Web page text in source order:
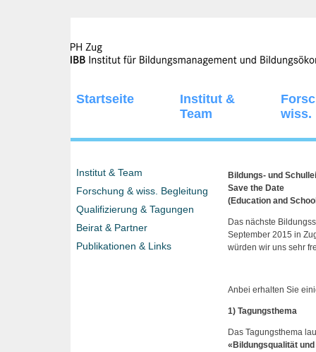
Startseite
Institut &
Team
wiss.
Institut & Team
Forschung & wiss. Begleitung
Qualifizierung & Tagungen
Beirat & Partner
Publikationen & Links
Bildungs- und
Save the Date
(Education and
Das nächste
September 2015 in
würden wir uns sehr
Anbei erhalten Sie
1) Tagungsthema
Das Tagungsthema
«Bildungsqualität